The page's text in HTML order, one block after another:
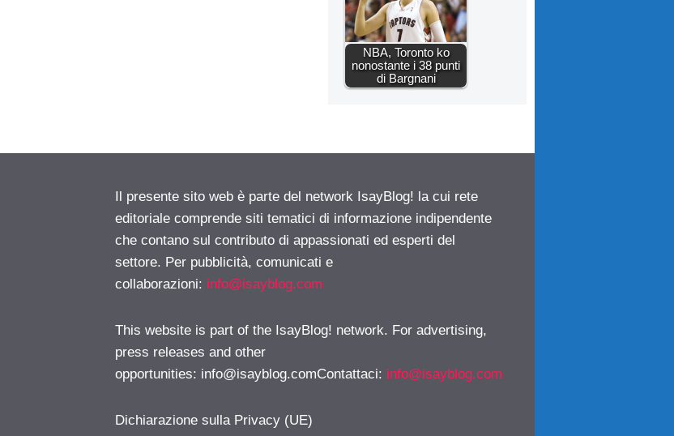
NBA, Toronto ko
nonostante i 38 punti
di Bargnani
Il presente sito web è parte del network IsayBlog! la cui rete
editoriale comprende siti tematici di informazione indipendente
che contano sul contributo di appassionati ed esperti del
settore. Per pubblicità, comunicati e
collaborazioni: info@isayblog.com
This website is part of the IsayBlog! network. For advertising,
press releases and other
opportunities: info@isayblog.comContattaci: info@isayblog.com
Dichiarazione sulla Privacy (UE)